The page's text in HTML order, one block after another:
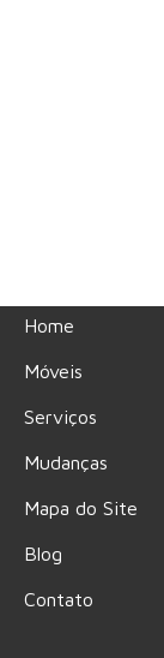
Home
Móveis
Serviços
Mudanças
Mapa do Site
Blog
Contato